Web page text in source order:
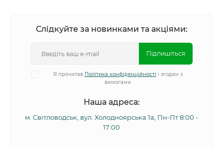
Слідкуйте за новинками та акціями:
Підпишіться
Я прочитав Політика конфіденційності і згоден з
вимогами
Наша адреса:
м. Світловодськ, вул. Холодноярська 1а, Пн-Пт 8:00 -
17:00